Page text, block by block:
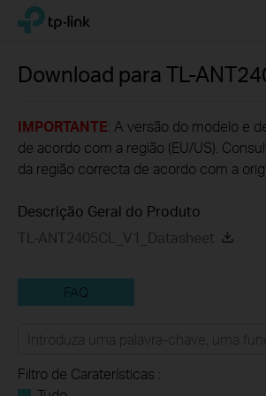
Click
navigation
TP-Link, Reliably Smart
Download para TL-
IMPORTANTE: A versão do modelo e
de acordo com a região (EU/US).
da região correcta de acordo com a
Descrição Geral do Produto
TL-ANT2405CL_V1_Datasheet
FAQ
Filtro de Caraterísticas :